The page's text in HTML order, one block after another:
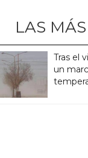
LAS
Tras el
un